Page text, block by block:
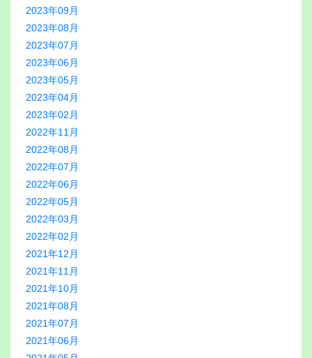
2023年09月
2023年08月
2023年07月
2023年06月
2023年05月
2023年04月
2023年02月
2022年11月
2022年08月
2022年07月
2022年06月
2022年05月
2022年03月
2022年02月
2021年12月
2021年11月
2021年10月
2021年08月
2021年07月
2021年06月